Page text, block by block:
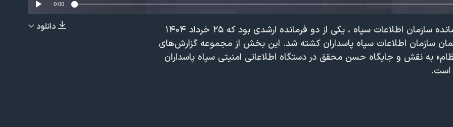
EMBED
0:00
دانلود
حسن محقق جانشین فرمانده سازمان اطلاعات سپاه ، یکی از دو فرمانده ارشدی بود که ۲۵ خرداد ۱۴۰۴
سازمان اطلاعات سپاه پاسداران کشته شد. این بخش از مجموعه گزارش‌های
به نقش و جایگاه حسن محقق در دستگاه اطلاعاتی امنیتی سپاه پاسداران
است.